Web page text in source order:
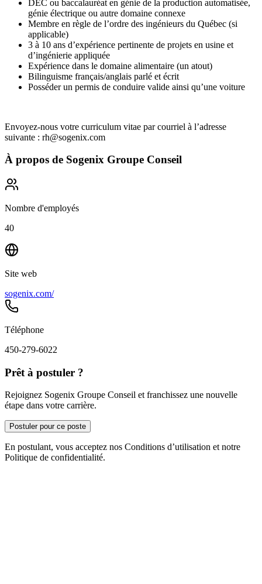
DEC ou baccalauréat en génie de la production automatisée,
génie électrique ou autre domaine connexe
Membre en règle de l’ordre des ingénieurs du Québec (si
applicable)
3 à 10 ans d’expérience pertinente de projets en usine et
d’ingénierie appliquée
Expérience dans le domaine alimentaire (un atout)
Bilinguisme français/anglais parlé et écrit
Posséder un permis de conduire valide ainsi qu’une voiture
Envoyez-nous votre curriculum vitae par courriel à l’adresse
suivante : rh@sogenix.com
À propos de Sogenix Groupe Conseil
Nombre d'employés
40
Site web
sogenix.com/
Téléphone
450-279-6022
Prêt à postuler ?
Rejoignez Sogenix Groupe Conseil et franchissez une nouvelle
étape dans votre carrière.
Postuler pour ce poste
En postulant, vous acceptez nos Conditions d’utilisation et notre
Politique de confidentialité.